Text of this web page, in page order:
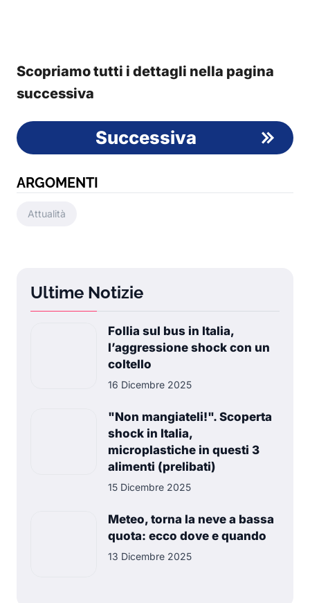
Scopriamo tutti i dettagli nella pagina
successiva
Successiva
ARGOMENTI
Attualità
Ultime Notizie
Follia sul bus in Italia,
l’aggressione shock con un
coltello
16 Dicembre 2025
"Non mangiateli!". Scoperta
shock in Italia,
microplastiche in questi 3
alimenti (prelibati)
15 Dicembre 2025
Meteo, torna la neve a bassa
quota: ecco dove e quando
13 Dicembre 2025